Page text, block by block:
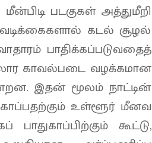
படகுகள் அத்துமீறி
கடல் சூழல்
பாதிக்கப்படுவதைத்
காவல்படை வழக்கமான
இதன் மூலம் நாட்டின்
உள்ளூர் மீனவ
கூட்டு,